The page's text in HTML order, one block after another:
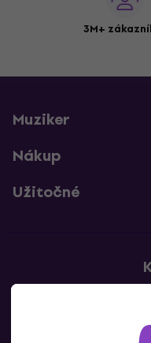
3M+
Muziker
Nákup
Užitočné